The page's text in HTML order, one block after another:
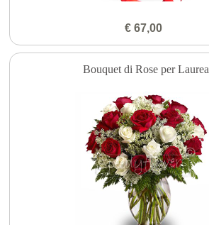
€ 67,00
Bouquet di Rose per Laurea